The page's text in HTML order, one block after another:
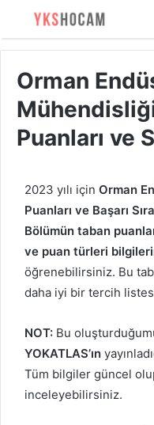
Orman
Puanları ve
2023 yılı için Orman
Puanları ve Başarı
Bölümün taban
ve puan türleri
öğrenebilirsiniz. Bu
daha iyi bir tercih
NOT: Bu
YOKATLAS’ın
Tüm bilgiler güncel
inceleyebilirsiniz.